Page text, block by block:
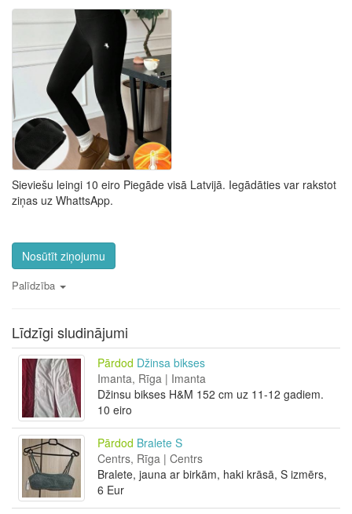
Sieviešu leingi 10 eiro Piegāde visā Latvijā. Iegādāties var rakstot
ziņas uz WhattsApp.
Nosūtīt ziņojumu
Palīdzība
Līdzīgi sludinājumi
Pārdod Džinsa bikses
Imanta, Rīga | Imanta
Džinsu bikses H&M 152 cm uz 11-12 gadiem.
10 eiro
Pārdod Bralete S
Centrs, Rīga | Centrs
Bralete, jauna ar birkām, haki krāsā, S izmērs,
6 Eur